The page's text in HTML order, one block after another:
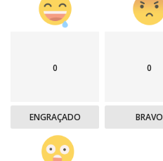
0
ENGRAÇADO
0
BRAVO